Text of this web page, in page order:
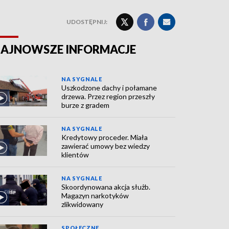
UDOSTĘPNIJ:
INFORMACJE
NA SYGNALE
Uszkodzone dachy i połamane
drzewa. Przez region przeszły
burze z gradem
NA SYGNALE
Kredytowy proceder. Miała
zawierać umowy bez wiedzy
klientów
NA SYGNALE
Skoordynowana akcja służb.
Magazyn narkotyków
zlikwidowany